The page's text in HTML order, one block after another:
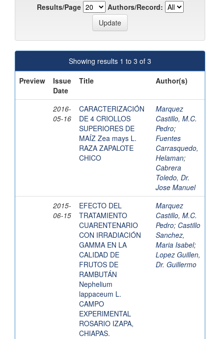
Results/Page
Authors/Record:
Showing results 1 to 3 of 3
Preview
Issue
Date
Title Author(s)
2016-
05-16
CARACTERIZACIÓN
DE 4 CRIOLLOS
SUPERIORES DE
MAÍZ Zea mays L.
RAZA ZAPALOTE
CHICO
Marquez
Castillo, M.C.
Pedro;
Fuentes
Carrasquedo,
Helaman;
Cabrera
Toledo, Dr.
Jose Manuel
2015-
06-15
EFECTO DEL
TRATAMIENTO
CUARENTENARIO
CON IRRADIACIÓN
GAMMA EN LA
CALIDAD DE
FRUTOS DE
RAMBUTÁN
Nephelium
lappaceum L.
CAMPO
EXPERIMENTAL
ROSARIO IZAPA,
CHIAPAS.
Marquez
Castillo, M.C.
Pedro; Castillo
Sanchez,
Maria Isabel;
Lopez Guillen,
Dr. Guillermo